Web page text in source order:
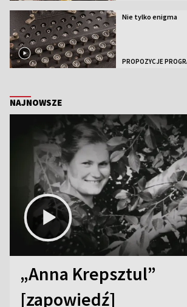
Nie tylko enigma
PROPOZYCJE
NAJNOWSZE
„Anna Krepsztul”
[zapowiedź]